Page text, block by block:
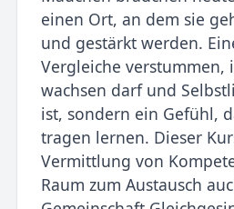
einen Ort, an dem sie
und gestärkt werden.
Vergleiche verstummen,
wachsen darf und
ist, sondern ein Gefühl,
tragen lernen. Dieser
Vermittlung von
Raum zum Austausch